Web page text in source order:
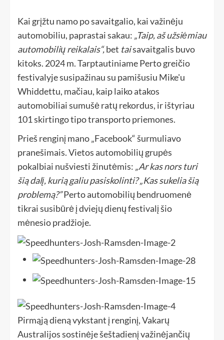
Kai grįžtu namo po savaitgalio, kai važinėju
automobiliu, paprastai sakau: „Taip, aš užsiėmiau
automobilių reikalais“,bet taisavaitgalis buvo
kitoks. 2024 m. Tarptautiniame Perto greičio
festivalyje susipažinau su pamišusiu Mike'u
Whiddettu, mačiau, kaip laiko atakos
automobiliai sumušė ratų rekordus, ir ištyriau
101 skirtingo tipo transporto priemones.
Prieš renginį mano „Facebook“ šurmuliavo
pranešimais. Vietos automobilių grupės
pokalbiai nušviesti žinutėmis: „Ar kas nors turi
šią dalį, kurią galiu pasiskolinti? „Kas sukelia šią
problemą?”Perto automobilių bendruomenė
tikrai susibūrė į dviejų dienų festivalį šio
mėnesio pradžioje.
Pirmąją dieną vykstant į renginį, Vakarų
Australijos sostinėje šeštadienį važinėjančių